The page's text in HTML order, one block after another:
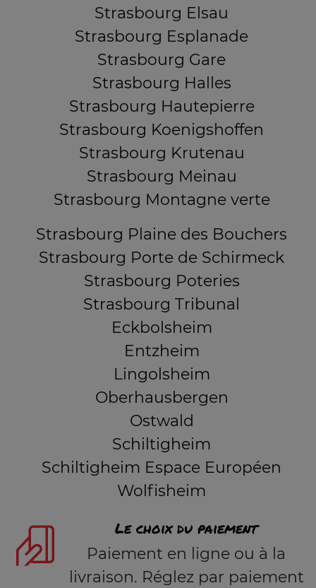
Strasbourg Elsau
Strasbourg Esplanade
Strasbourg Gare
Strasbourg Halles
Strasbourg Hautepierre
Strasbourg Koenigshoffen
Strasbourg Krutenau
Strasbourg Meinau
Strasbourg Montagne verte
Strasbourg Plaine des Bouchers
Strasbourg Porte de Schirmeck
Strasbourg Poteries
Strasbourg Tribunal
Eckbolsheim
Entzheim
Lingolsheim
Oberhausbergen
Ostwald
Schiltigheim
Schiltigheim Espace Européen
Wolfisheim
Le choix du paiement
Paiement en ligne ou à la
livraison. Réglez par paiement